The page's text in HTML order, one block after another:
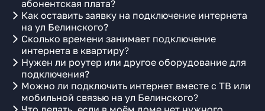
абонентская плата?
Как оставить заявку на подключение интернета
на ул Белинского?
Сколько времени занимает подключение
интернета в квартиру?
Нужен ли роутер или другое оборудование для
подключения?
Можно ли подключить интернет вместе с ТВ или
мобильной связью на ул Белинского?